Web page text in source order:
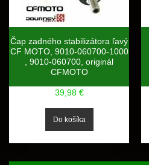
Čap zadného stabilizátora ľavý
CF MOTO, 9010-060700-1000
, 9010-060700, originál
CFMOTO
39,98 €